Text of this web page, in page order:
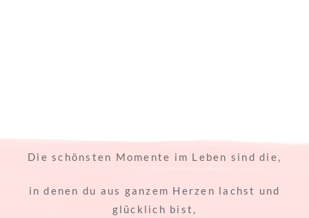
Die schönsten Momente im Leben sind die,
in denen du aus ganzem Herzen lachst und
glücklich bist,